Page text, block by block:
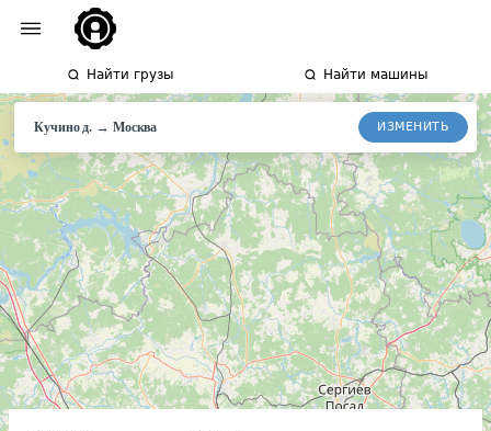
Найти грузы Найти машины
Кучино д. → Москва ИЗМЕНИТЬ